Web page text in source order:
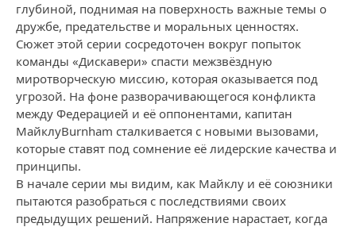
глубиной, поднимая на поверхность важные темы о
дружбе, предательстве и моральных ценностях.
Сюжет этой серии сосредоточен вокруг попыток
команды «Дискавери» спасти межзвёздную
миротворческую миссию, которая оказывается под
угрозой. На фоне разворачивающегося конфликта
между Федерацией и её оппонентами, капитан
МайклуBurnham сталкивается с новыми вызовами,
которые ставят под сомнение её лидерские качества и
принципы.
В начале серии мы видим, как Майклу и её союзники
пытаются разобраться с последствиями своих
предыдущих решений. Напряжение нарастает, когда